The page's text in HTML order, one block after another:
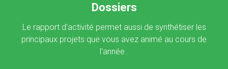
Dossiers
Le rapport d'activité permet aussi de synthétiser les
principaux projets que vous avez animé au cours de
l'année .